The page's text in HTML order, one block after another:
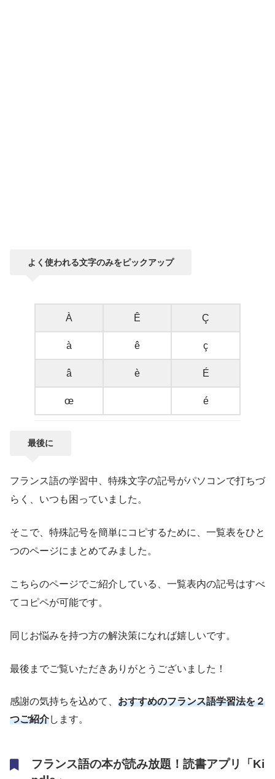
よく使われる文字のみをピックアップ
À Ê Ç
à ê ç
â è É
œ é
最後に
フランス語の学習中、特殊文字の記号がパソコンで打ちづ
らく、いつも困っていました。
そこで、特殊記号を簡単にコピするために、一覧表をひと
つのページにまとめてみました。
こちらのページでご紹介している、一覧表内の記号はすべ
てコピペが可能です。
同じお悩みを持つ方の解決策になれば嬉しいです。
最後までご覧いただきありがとうございました！
感謝の気持ちを込めて、 おすすめのフランス語学習法を２
つご紹介します。
フランス語の本が読み放題！読書アプリ「Ki